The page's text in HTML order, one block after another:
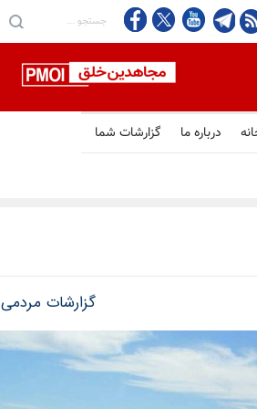
درباره ما گزارشات شما
گزارشات مردمی